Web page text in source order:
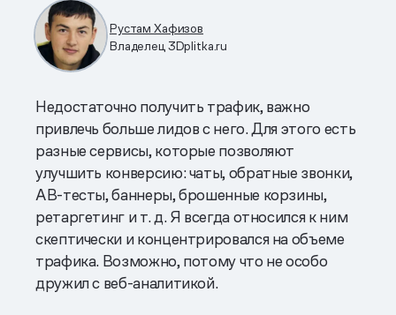
Рустам Хафизов
Владелец 3Dplitka.ru
Недостаточно получить трафик, важно
привлечь больше лидов с него. Для этого есть
разные сервисы, которые позволяют
улучшить конверсию: чаты, обратные звонки,
AB-тесты, баннеры, брошенные корзины,
ретаргетинг и т. д. Я всегда относился к ним
скептически и концентрировался на объеме
трафика. Возможно, потому что не особо
дружил с веб-аналитикой.